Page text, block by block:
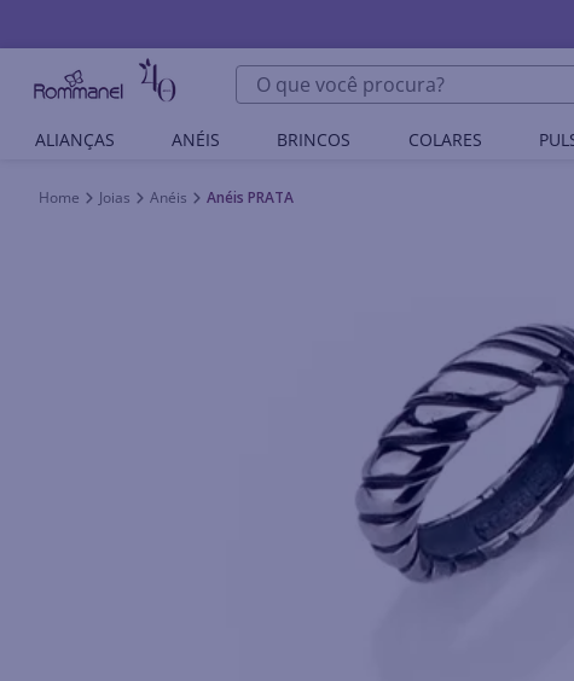
O que você procura?
ALIANÇAS ANÉIS BRINCOS COLARES
Joias Anéis Anéis PRATA